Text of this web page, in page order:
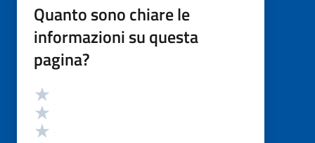
Quanto sono chiare le
informazioni su questa
pagina?
Valutazione